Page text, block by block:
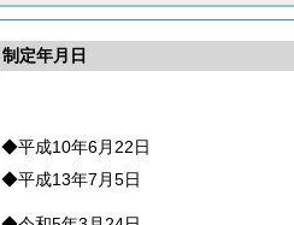
制定年月日
◆平成10年6月22日
◆平成13年7月5日